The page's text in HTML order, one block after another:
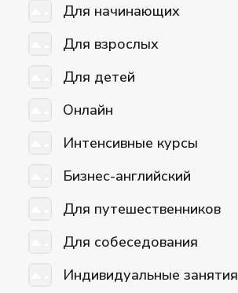
Для начинающих
Для взрослых
Для детей
Онлайн
Интенсивные курсы
Бизнес-английский
Для путешественников
Для собеседования
Индивидуальные занятия